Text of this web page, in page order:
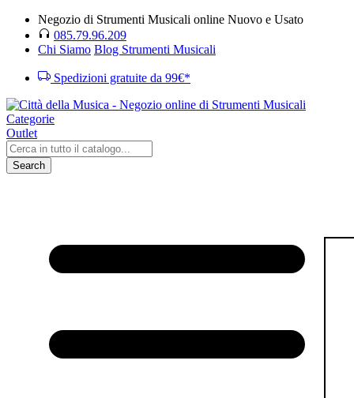
Negozio di Strumenti Musicali online Nuovo e Usato
085.79.96.209
Chi Siamo Blog Strumenti Musicali
Spedizioni gratuite da 99€*
Categorie
Outlet
Search